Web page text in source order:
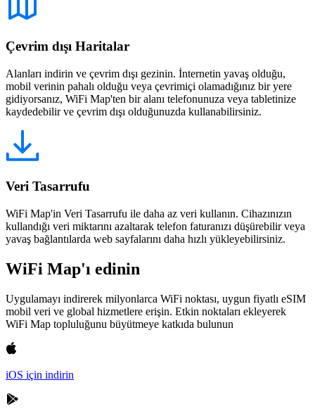
Çevrim dışı Haritalar
Alanları indirin ve çevrim dışı gezinin. İnternetin yavaş olduğu,
mobil verinin pahalı olduğu veya çevrimiçi olamadığınız bir yere
gidiyorsanız, WiFi Map'ten bir alanı telefonunuza veya tabletinize
kaydedebilir ve çevrim dışı olduğunuzda kullanabilirsiniz.
Veri Tasarrufu
WiFi Map'in Veri Tasarrufu ile daha az veri kullanın. Cihazınızın
kullandığı veri miktarını azaltarak telefon faturanızı düşürebilir veya
yavaş bağlantılarda web sayfalarını daha hızlı yükleyebilirsiniz.
WiFi Map'ı edinin
Uygulamayı indirerek milyonlarca WiFi noktası, uygun fiyatlı eSIM
mobil veri ve global hizmetlere erişin. Etkin noktaları ekleyerek
WiFi Map topluluğunu büyütmeye katkıda bulunun
iOS için indirin